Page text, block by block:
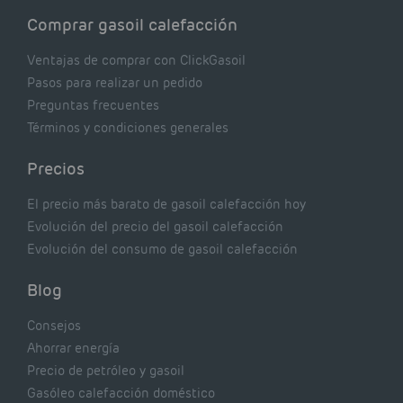
Comprar gasoil calefacción
Ventajas de comprar con ClickGasoil
Pasos para realizar un pedido
Preguntas frecuentes
Términos y condiciones generales
Precios
El precio más barato de gasoil calefacción hoy
Evolución del precio del gasoil calefacción
Evolución del consumo de gasoil calefacción
Blog
Consejos
Ahorrar energía
Precio de petróleo y gasoil
Gasóleo calefacción doméstico